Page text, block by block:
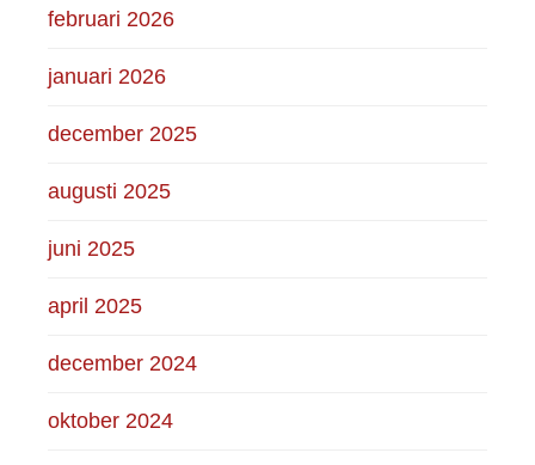
februari 2026
januari 2026
december 2025
augusti 2025
juni 2025
april 2025
december 2024
oktober 2024